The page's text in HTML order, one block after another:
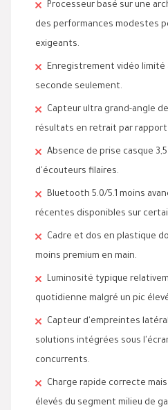
Processeur basé sur une
des performances modestes
exigeants.
Enregistrement vidéo limité
seconde seulement.
Capteur ultra grand-angle
résultats en retrait par rapport
Absence de prise casque
d'écouteurs filaires.
Bluetooth 5.0/5.1 moins
récentes disponibles sur
Cadre et dos en plastique
moins premium en main.
Luminosité typique
quotidienne malgré un pic
Capteur d'empreintes
solutions intégrées sous
concurrents.
Charge rapide correcte
élevés du segment milieu de